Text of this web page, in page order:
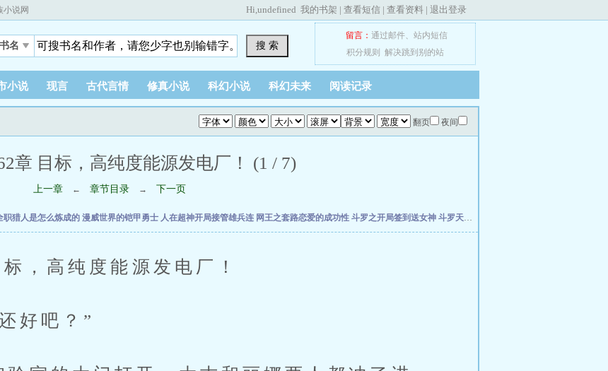
小说网 Hi,undefined 我的书架 | 查看短信 | 查看资料 | 退出登录
书名 搜 索
留言： 通过邮件、 站内短信
积分规则
解决跳到别的站
小说 现言 古代言情 修真小说 科幻小说 科幻未来 阅读记录
翻页 夜间
章 目标，高纯度能源发电厂！ (1 / 7)
上一章 ← 章节目录 → 下一页
职猎人是怎么炼成的 漫威世界的铠甲勇士 人在超神开局接管雄兵连 网王之套路恋爱的成功性 斗罗之开局签到送女神 斗罗天榜，我的三生武魂瞒不住了
高纯度能源发电厂！
吧？”